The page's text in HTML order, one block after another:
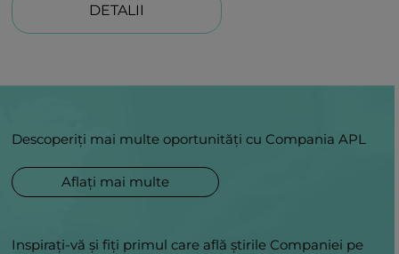
DETALII
Descoperiți mai multe oportunități cu Compania APL
Aflați mai multe
Inspirați-vă și fiți primul care află știrile Companiei pe